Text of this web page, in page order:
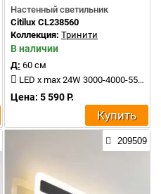
Настенный светильник
Citilux CL238560
Коллекция: Тринити
В наличии
Д: 60 см
LED x max 24W 3000-4000-5500K 2400Lm
Цена: 5 590 Р.
Купить
209509